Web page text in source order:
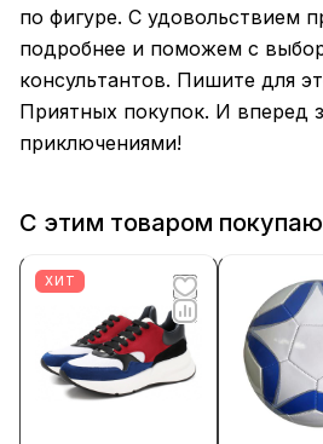
по фигуре. С удовольствием
подробнее и поможем с
консультантов. Пишите для
Приятных покупок. И вперед
приключениями!
С этим товаром
ХИТ